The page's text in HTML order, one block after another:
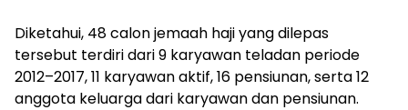
Diketahui, 48 calon jemaah haji yang dilepas
tersebut terdiri dari 9 karyawan teladan periode
2012–2017, 11 karyawan aktif, 16 pensiunan, serta 12
anggota keluarga dari karyawan dan pensiunan.